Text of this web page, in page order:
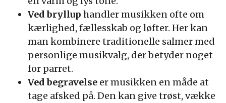
Ved bryllup handler musikken ofte om
kærlighed, fællesskab og løfter. Her kan
man kombinere traditionelle salmer med
personlige musikvalg, der betyder noget
for parret.
Ved begravelse er musikken en måde at
tage afsked på. Den kan give trøst, vække